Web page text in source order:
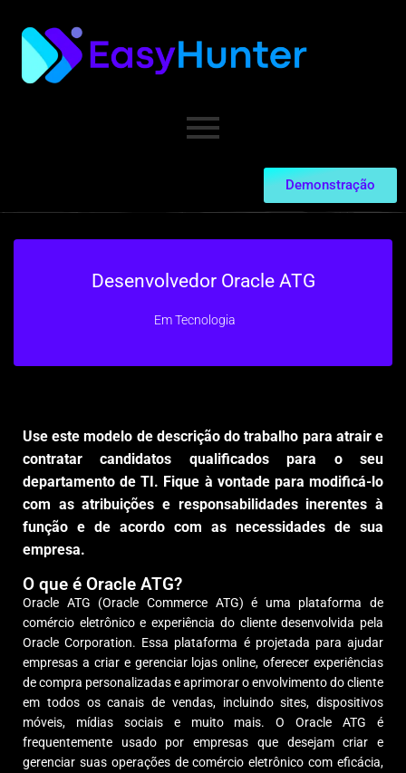
Demonstração
Desenvolvedor Oracle ATG
EmTecnologia
Use este modelo de descrição do trabalho para atrair e
contratar candidatos qualificados para o seu
departamento de TI. Fique à vontade para modificá-lo
com as atribuições e responsabilidades inerentes à
função e de acordo com as necessidades de sua
empresa.
O que é Oracle ATG?
Oracle ATG (Oracle Commerce ATG) é uma plataforma de
comércio eletrônico e experiência do cliente desenvolvida pela
Oracle Corporation. Essa plataforma é projetada para ajudar
empresas a criar e gerenciar lojas online, oferecer experiências
de compra personalizadas e aprimorar o envolvimento do cliente
em todos os canais de vendas, incluindo sites, dispositivos
móveis, mídias sociais e muito mais. O Oracle ATG é
frequentemente usado por empresas que desejam criar e
gerenciar suas operações de comércio eletrônico com eficácia,